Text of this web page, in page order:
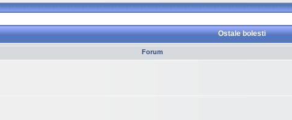
Ostale bolesti
Forum